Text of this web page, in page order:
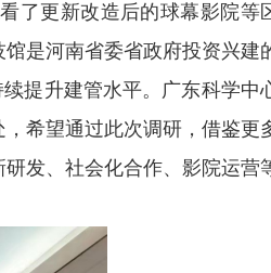
了更新改造后的球幕影院等
是河南省委省政府投资兴建
提升建管水平。广东科学中
希望通过此次调研，借鉴更
发、社会化合作、影院运营